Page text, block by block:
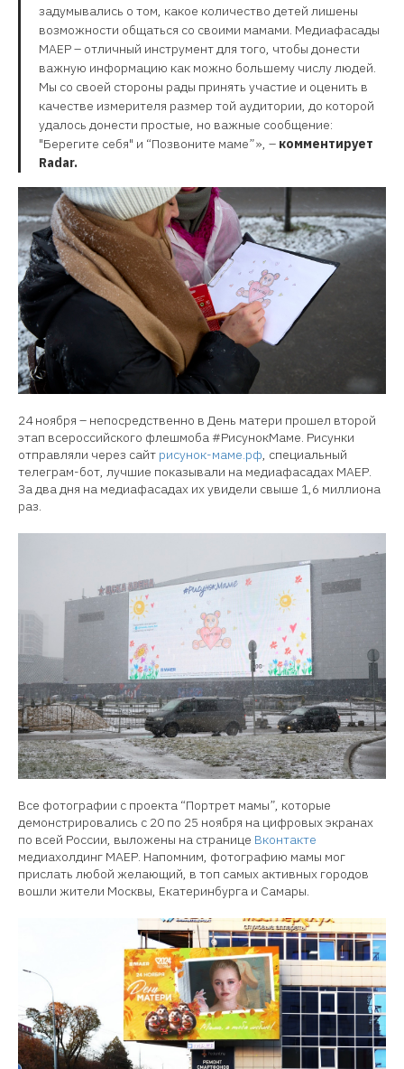
задумывались о том, какое количество детей лишены
возможности общаться со своими мамами. Медиафасады
MAEР – отличный инструмент для того, чтобы донести
важную информацию как можно большему числу людей.
Мы со своей стороны рады принять участие и оценить в
качестве измерителя размер той аудитории, до которой
удалось донести простые, но важные сообщение:
"Берегите себя" и “Позвоните маме”», – комментирует
Radar.
24 ноября – непосредственно в День матери прошел второй
этап всероссийского флешмоба #РисунокМаме. Рисунки
отправляли через сайт рисунок-маме.рф, специальный
телеграм-бот, лучшие показывали на медиафасадах МАЕР.
За два дня на медиафасадах их увидели свыше 1,6 миллиона
раз.
Все фотографии с проекта “Портрет мамы”, которые
демонстрировались с 20 по 25 ноября на цифровых экранах
по всей России, выложены на странице Вконтакте
медиахолдинг МАЕР. Напомним, фотографию мамы мог
прислать любой желающий, в топ самых активных городов
вошли жители Москвы, Екатеринбурга и Самары.